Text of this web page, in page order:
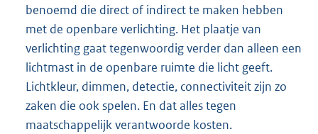
benoemd die direct of indirect te maken hebben
met de openbare verlichting. Het plaatje van
verlichting gaat tegenwoordig verder dan alleen een
lichtmast in de openbare ruimte die licht geeft.
Lichtkleur, dimmen, detectie, connectiviteit zijn zo
zaken die ook spelen. En dat alles tegen
maatschappelijk verantwoorde kosten.